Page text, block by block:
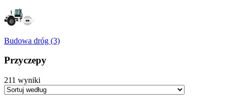
Budowa dróg (3)
Przyczepy
211 wyniki